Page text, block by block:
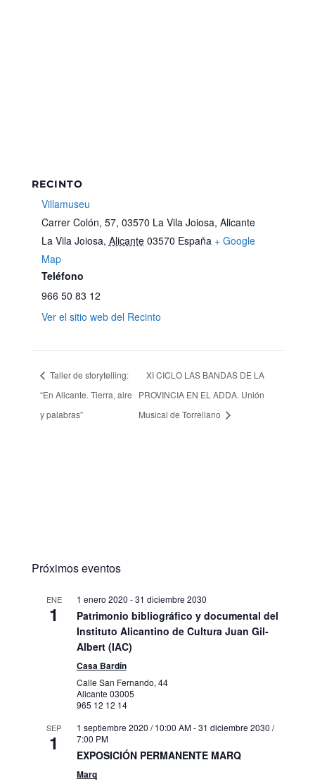
RECINTO
Villamuseu
Carrer Colón, 57, 03570 La Vila Joiosa, Alicante
La Vila Joiosa, Alicante 03570 España + Google
Map
Teléfono
966 50 83 12
Ver el sitio web del Recinto
Taller de storytelling:
“En Alicante. Tierra, aire
y palabras”
XI CICLO LAS BANDAS DE LA
PROVINCIA EN EL ADDA. Unión
Musical de Torrellano
Próximos eventos
ENE
1
1 enero 2020 -31 diciembre 2030
Patrimonio bibliográfico y documental del
Instituto Alicantino de Cultura Juan Gil-
Albert (IAC)
Casa Bardín
Calle San Fernando, 44
Alicante 03005
965 12 12 14
SEP
1
1 septiembre 2020 / 10:00 AM-31 diciembre 2030 /
7:00 PM
EXPOSICIÓN PERMANENTE MARQ
Marq